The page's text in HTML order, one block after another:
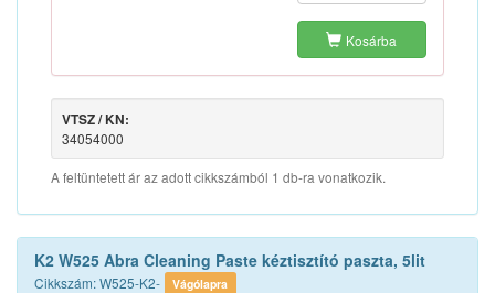
Kosárba
VTSZ / KN:
34054000
A feltüntetett ár az adott cikkszámból 1 db-ra vonatkozik.
K2 W525 Abra Cleaning Paste kéztisztító paszta, 5lit
Cikkszám: W525-K2- Vágólapra